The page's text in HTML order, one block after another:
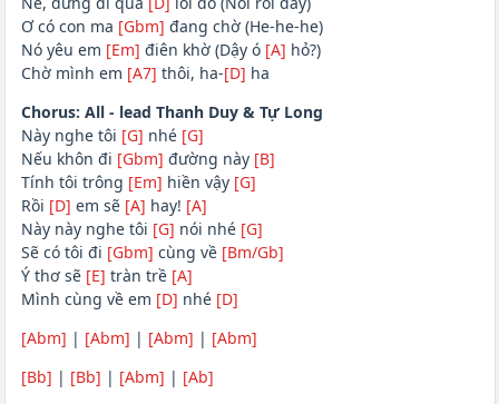
Ơ có con ma [Gbm] đang chờ (He-he-he)
Nó yêu em [Em] điên khờ (Dậy ó [A] hỏ?)
Chờ mình em [A7] thôi, ha-[D] ha
Chorus: All - lead Thanh Duy & Tự Long
Này nghe tôi [G] nhé [G]
Nếu khôn đi [Gbm] đường này [B]
Tính tôi trông [Em] hiền vậy [G]
Rồi [D] em sẽ [A] hay! [A]
Này này nghe tôi [G] nói nhé [G]
Sẽ có tôi đi [Gbm] cùng về [Bm/Gb]
Ý thơ sẽ [E] tràn trề [A]
Mình cùng về em [D] nhé [D]
[Abm] | [Abm] | [Abm] | [Abm]
[Bb] | [Bb] | [Abm] | [Ab]